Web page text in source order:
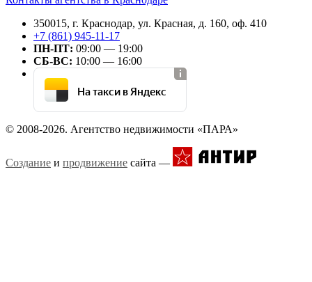
350015, г. Краснодар, ул. Красная, д. 160, оф. 410
+7 (861) 945-11-17
ПН-ПТ: 09:00 — 19:00
СБ-ВС: 10:00 — 16:00
На такси в Яндекс
© 2008-2026. Агентство недвижимости «ПАРА»
Создание и продвижение сайта —